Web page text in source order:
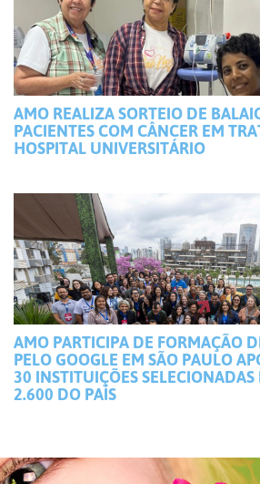
AMO REALIZA SORTEIO DE
PACIENTES COM CÂNCER EM
HOSPITAL UNIVERSITÁRIO
AMO PARTICIPA DE FORMAÇÃO
PELO GOOGLE EM SÃO PAULO
30 INSTITUIÇÕES
2.600 DO PAÍS